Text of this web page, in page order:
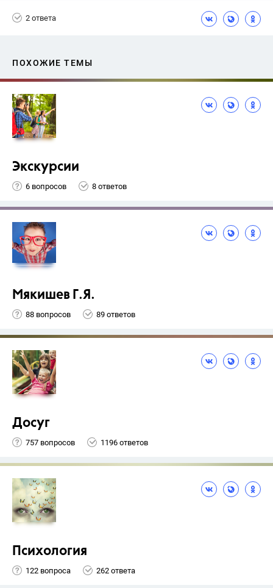
2 ответа
ПОХОЖИЕ ТЕМЫ
Экскурсии
6 вопросов 8 ответов
Мякишев Г.Я.
88 вопросов 89 ответов
Досуг
757 вопросов 1196 ответов
Психология
122 вопроса 262 ответа